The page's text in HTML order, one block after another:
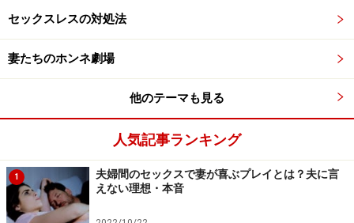
夫婦喧嘩のNG行為3：「解決法」ではなく
「原因」ばかりを探る
「どうしたら解決できるか」の方に議論の中心を置きま
に目が行かず、「なぜこうなったのか」「誰が悪かった
か」など振り返っても仕方のない犯人探しに終始し、結
セックスレスの対処法
妻たちのホンネ劇場
他のテーマも見る
人気記事ランキング
1
夫婦間のセックスで妻が喜ぶプレイとは？夫に言
えない理想・本音